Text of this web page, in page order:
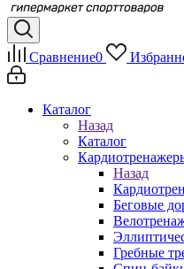
Сравнение0
Каталог
Назад
Каталог
Назад
Беговые
Гребные